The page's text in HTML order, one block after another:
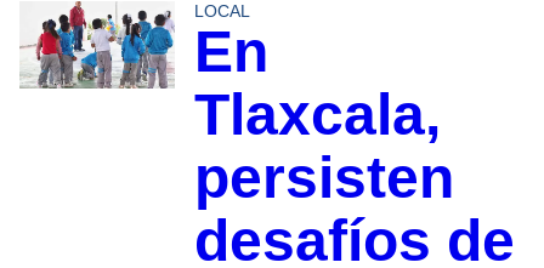
LOCAL
En
Tlaxcala,
persisten
desafíos de